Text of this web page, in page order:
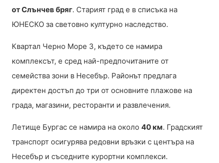
от Слънчев бряг. Старият град е в списъка на
ЮНЕСКО за световно културно наследство.
Квартал Черно Море 3, където се намира
комплексът, е сред най-предпочитаните от
семейства зони в Несебър. Районът предлага
директен достъп до три от основните плажове на
града, магазини, ресторанти и развлечения.
Летище Бургас се намира на около 40 км. Градският
транспорт осигурява редовни връзки с центъра на
Несебър и съседните курортни комплекси.